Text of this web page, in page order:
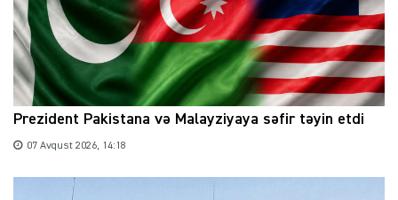
Prezident Pakistana və Malayziyaya səfir təyin etdi
07 Avqust 2026, 14:18